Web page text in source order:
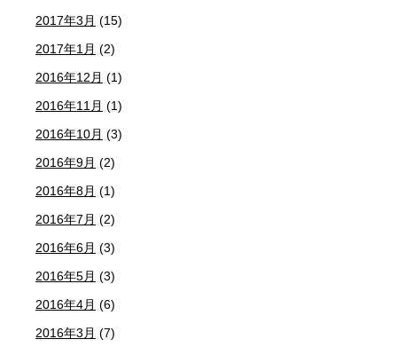
2017年3月 (15)
2017年1月 (2)
2016年12月 (1)
2016年11月 (1)
2016年10月 (3)
2016年9月 (2)
2016年8月 (1)
2016年7月 (2)
2016年6月 (3)
2016年5月 (3)
2016年4月 (6)
2016年3月 (7)